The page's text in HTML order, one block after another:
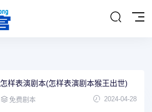
怎样表演剧本(怎样表演剧本猴王出世)
免费剧本 2024-04-28